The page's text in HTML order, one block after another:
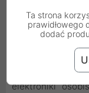
które często są
uniwersalnym
elektroniki
Ta strona
prawidłowego
dodać